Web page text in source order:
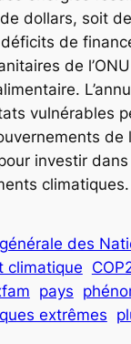
dollars, soit
de
de
vulnérables
de
investir
climatiques.
des
climatique
pays
extrêmes